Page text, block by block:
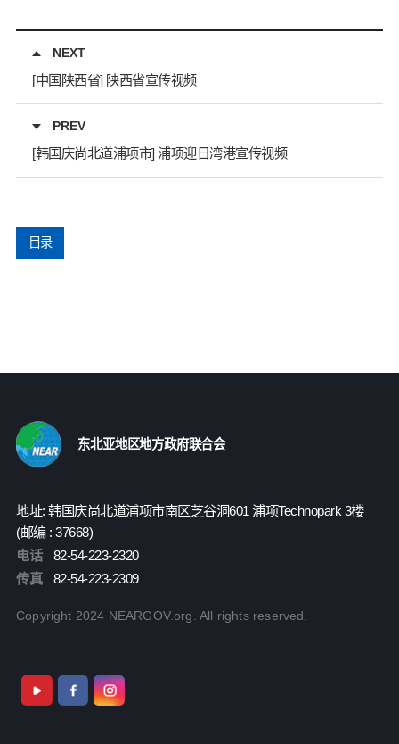
NEXT
[中国陕西省] 陕西省宣传视频
PREV
[韩国庆尚北道浦项市] 浦项迎日湾港宣传视频
目录
东北亚地区地方政府联合会
地址: 韩国庆尚北道浦项市南区芝谷洞601 浦项Technopark 3楼
(邮编 : 37668)
电话
82-54-223-2320
传真
82-54-223-2309
Copyright 2024 NEARGOV.org. All rights reserved.